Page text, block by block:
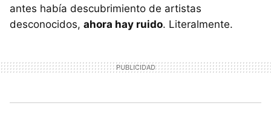
antes había descubrimiento de artistas
desconocidos, ahora hay ruido. Literalmente.